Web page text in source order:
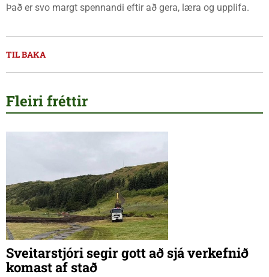
Það er svo margt spennandi eftir að gera, læra og upplifa.
TIL BAKA
Fleiri fréttir
Sveitarstjóri segir gott að sjá verkefnið
komast af stað